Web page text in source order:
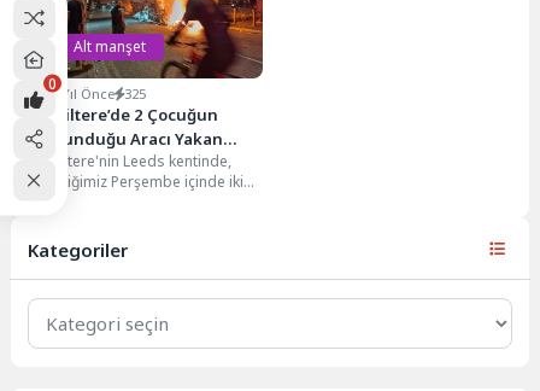
Alt manşet
2 Yıl Önce 325
İngiltere’de 2 Çocuğun
Bulunduğu Aracı Yakan
Şüpheli Tutuklandı
İngiltere'nin Leeds kentinde,
geçtiğimiz Perşembe içinde iki
Kategoriler
Kategoriler
0